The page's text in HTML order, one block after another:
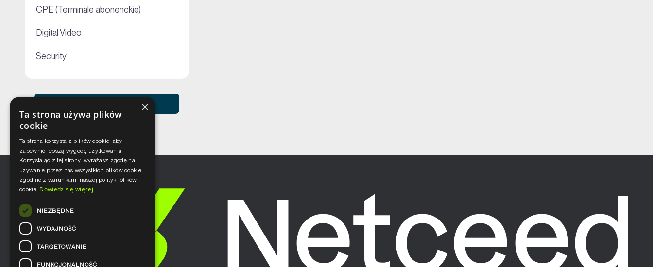
CPE (Terminale abonenckie)
Digital Video
Security
Zobacz usługi Netceed
×
Ta strona używa plików
cookie
Ta strona korzysta z plików cookie, aby
zapewnić lepszą wygodę użytkowania.
Korzystając z tej strony, wyrażasz zgodę na
używanie przez nas wszystkich plików cookie
zgodnie z warunkami naszej polityki plików
cookie. Dowiedz się więcej
NIEZBĘDNE
WYDAJNOŚĆ
TARGETOWANIE
FUNKCJONALNOŚĆ